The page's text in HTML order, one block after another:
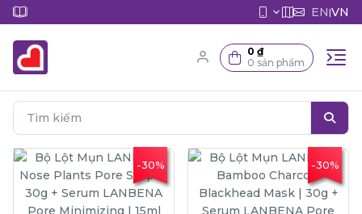
EN|VN
0 ₫
0 sản phẩm
-30% -30%